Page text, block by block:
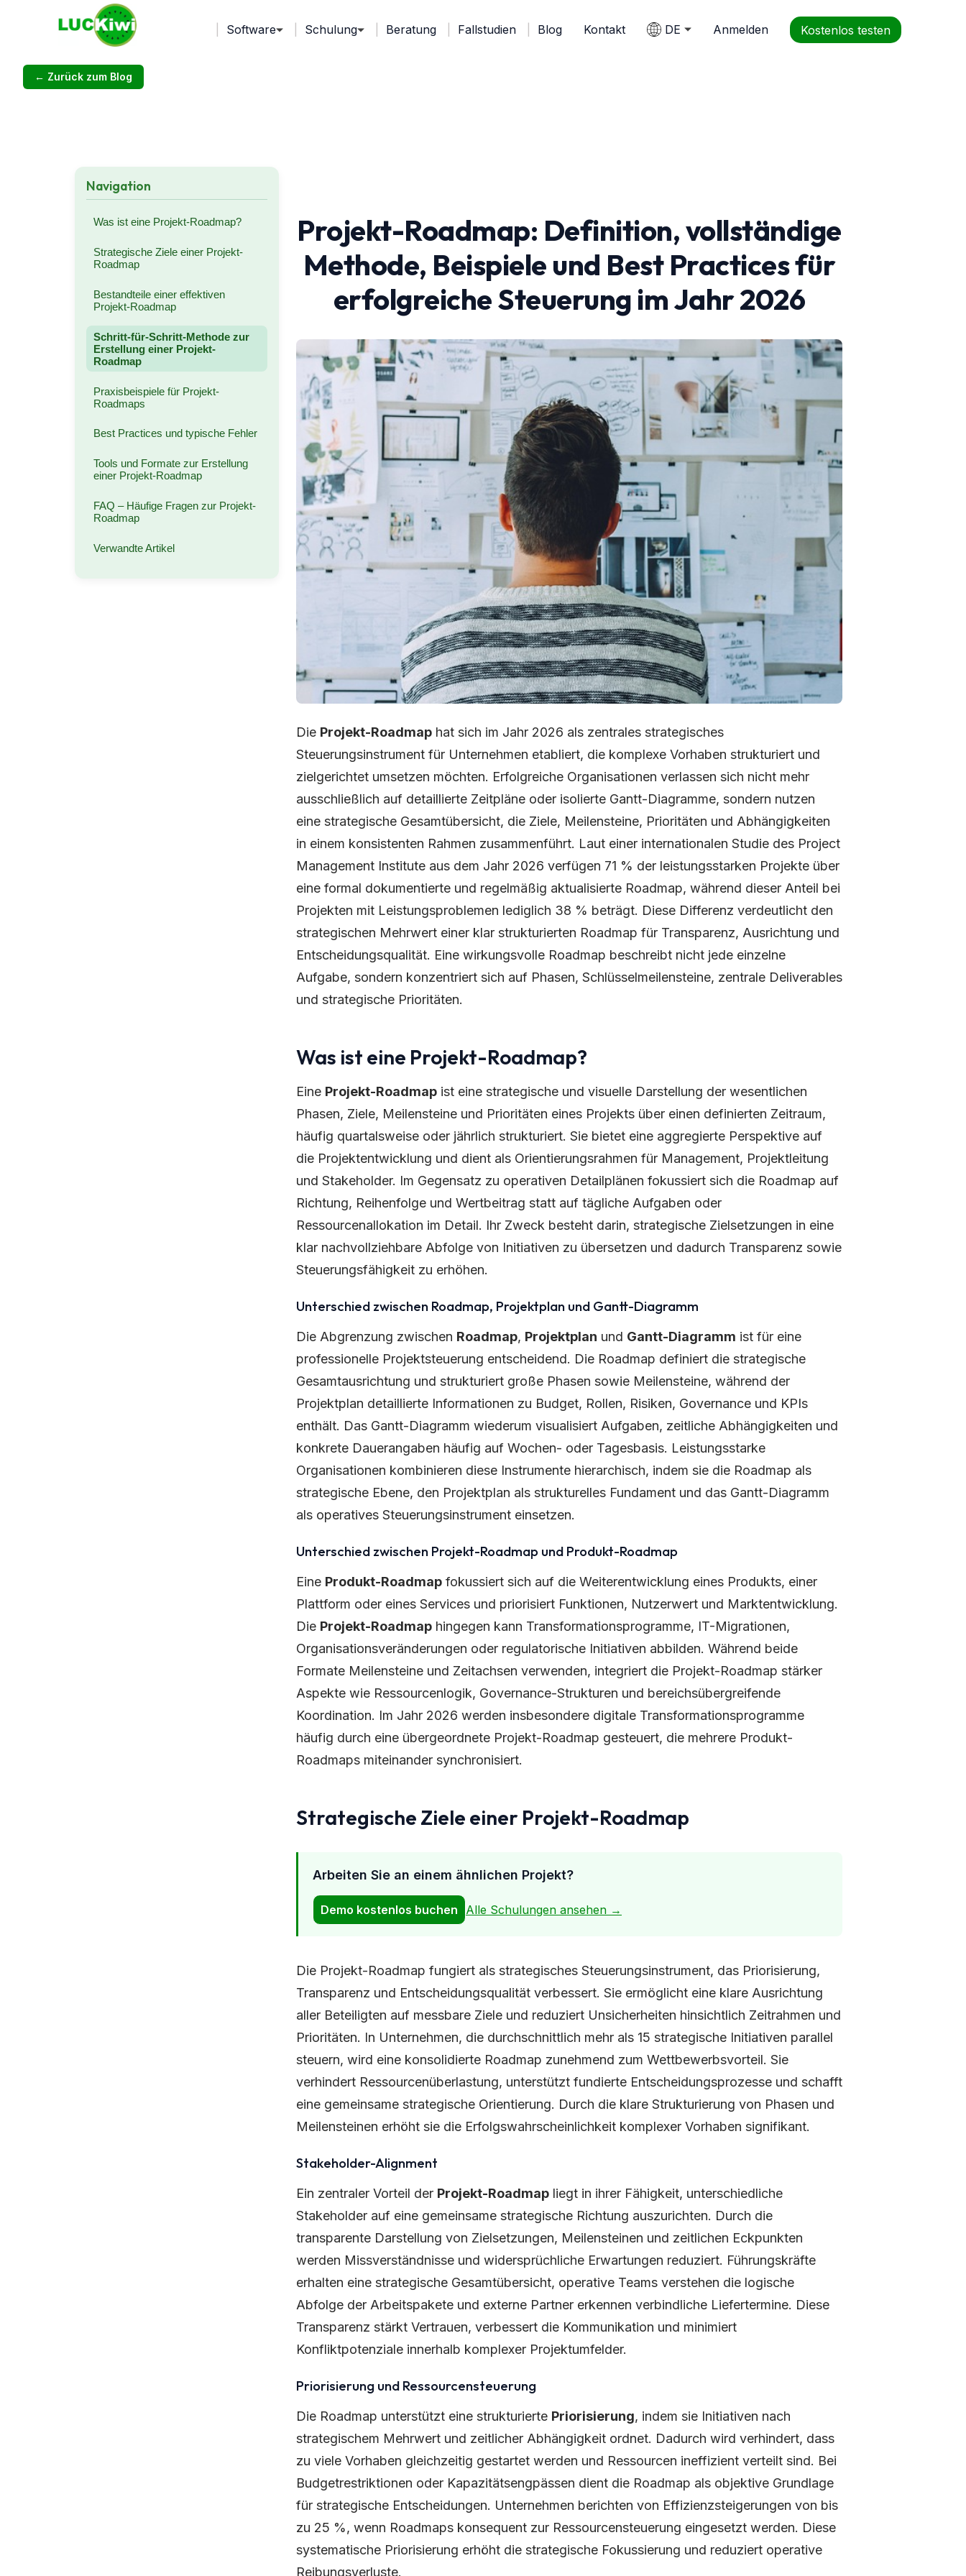
Software Schulung Beratung Fallstudien Blog Kontakt DE Anmelden Kostenlos testen
← Zurück zum Blog
Navigation
Was ist eine Projekt-Roadmap?
Strategische Ziele einer Projekt-
Roadmap
Bestandteile einer effektiven
Projekt-Roadmap
Schritt-für-Schritt-Methode zur
Erstellung einer Projekt-
Roadmap
Praxisbeispiele für Projekt-
Roadmaps
Best Practices und typische Fehler
Tools und Formate zur Erstellung
einer Projekt-Roadmap
FAQ – Häufige Fragen zur Projekt-
Roadmap
Verwandte Artikel
Projekt-Roadmap: Definition, vollständige
Methode, Beispiele und Best Practices für
erfolgreiche Steuerung im Jahr 2026
Die Projekt-Roadmap hat sich im Jahr 2026 als zentrales strategisches
Steuerungsinstrument für Unternehmen etabliert, die komplexe Vorhaben strukturiert und
zielgerichtet umsetzen möchten. Erfolgreiche Organisationen verlassen sich nicht mehr
ausschließlich auf detaillierte Zeitpläne oder isolierte Gantt-Diagramme, sondern nutzen
eine strategische Gesamtübersicht, die Ziele, Meilensteine, Prioritäten und Abhängigkeiten
in einem konsistenten Rahmen zusammenführt. Laut einer internationalen Studie des Project
Management Institute aus dem Jahr 2026 verfügen 71 % der leistungsstarken Projekte über
eine formal dokumentierte und regelmäßig aktualisierte Roadmap, während dieser Anteil bei
Projekten mit Leistungsproblemen lediglich 38 % beträgt. Diese Differenz verdeutlicht den
strategischen Mehrwert einer klar strukturierten Roadmap für Transparenz, Ausrichtung und
Entscheidungsqualität. Eine wirkungsvolle Roadmap beschreibt nicht jede einzelne
Aufgabe, sondern konzentriert sich auf Phasen, Schlüsselmeilensteine, zentrale Deliverables
und strategische Prioritäten.
Was ist eine Projekt-Roadmap?
Eine Projekt-Roadmap ist eine strategische und visuelle Darstellung der wesentlichen
Phasen, Ziele, Meilensteine und Prioritäten eines Projekts über einen definierten Zeitraum,
häufig quartalsweise oder jährlich strukturiert. Sie bietet eine aggregierte Perspektive auf
die Projektentwicklung und dient als Orientierungsrahmen für Management, Projektleitung
und Stakeholder. Im Gegensatz zu operativen Detailplänen fokussiert sich die Roadmap auf
Richtung, Reihenfolge und Wertbeitrag statt auf tägliche Aufgaben oder
Ressourcenallokation im Detail. Ihr Zweck besteht darin, strategische Zielsetzungen in eine
klar nachvollziehbare Abfolge von Initiativen zu übersetzen und dadurch Transparenz sowie
Steuerungsfähigkeit zu erhöhen.
Unterschied zwischen Roadmap, Projektplan und Gantt-Diagramm
Die Abgrenzung zwischen Roadmap, Projektplan und Gantt-Diagramm ist für eine
professionelle Projektsteuerung entscheidend. Die Roadmap definiert die strategische
Gesamtausrichtung und strukturiert große Phasen sowie Meilensteine, während der
Projektplan detaillierte Informationen zu Budget, Rollen, Risiken, Governance und KPIs
enthält. Das Gantt-Diagramm wiederum visualisiert Aufgaben, zeitliche Abhängigkeiten und
konkrete Dauerangaben häufig auf Wochen- oder Tagesbasis. Leistungsstarke
Organisationen kombinieren diese Instrumente hierarchisch, indem sie die Roadmap als
strategische Ebene, den Projektplan als strukturelles Fundament und das Gantt-Diagramm
als operatives Steuerungsinstrument einsetzen.
Unterschied zwischen Projekt-Roadmap und Produkt-Roadmap
Eine Produkt-Roadmap fokussiert sich auf die Weiterentwicklung eines Produkts, einer
Plattform oder eines Services und priorisiert Funktionen, Nutzerwert und Marktentwicklung.
Die Projekt-Roadmap hingegen kann Transformationsprogramme, IT-Migrationen,
Organisationsveränderungen oder regulatorische Initiativen abbilden. Während beide
Formate Meilensteine und Zeitachsen verwenden, integriert die Projekt-Roadmap stärker
Aspekte wie Ressourcenlogik, Governance-Strukturen und bereichsübergreifende
Koordination. Im Jahr 2026 werden insbesondere digitale Transformationsprogramme
häufig durch eine übergeordnete Projekt-Roadmap gesteuert, die mehrere Produkt-
Roadmaps miteinander synchronisiert.
Strategische Ziele einer Projekt-Roadmap
Arbeiten Sie an einem ähnlichen Projekt?
Demo kostenlos buchen Alle Schulungen ansehen →
Die Projekt-Roadmap fungiert als strategisches Steuerungsinstrument, das Priorisierung,
Transparenz und Entscheidungsqualität verbessert. Sie ermöglicht eine klare Ausrichtung
aller Beteiligten auf messbare Ziele und reduziert Unsicherheiten hinsichtlich Zeitrahmen und
Prioritäten. In Unternehmen, die durchschnittlich mehr als 15 strategische Initiativen parallel
steuern, wird eine konsolidierte Roadmap zunehmend zum Wettbewerbsvorteil. Sie
verhindert Ressourcenüberlastung, unterstützt fundierte Entscheidungsprozesse und schafft
eine gemeinsame strategische Orientierung. Durch die klare Strukturierung von Phasen und
Meilensteinen erhöht sie die Erfolgswahrscheinlichkeit komplexer Vorhaben signifikant.
Stakeholder-Alignment
Ein zentraler Vorteil der Projekt-Roadmap liegt in ihrer Fähigkeit, unterschiedliche
Stakeholder auf eine gemeinsame strategische Richtung auszurichten. Durch die
transparente Darstellung von Zielsetzungen, Meilensteinen und zeitlichen Eckpunkten
werden Missverständnisse und widersprüchliche Erwartungen reduziert. Führungskräfte
erhalten eine strategische Gesamtübersicht, operative Teams verstehen die logische
Abfolge der Arbeitspakete und externe Partner erkennen verbindliche Liefertermine. Diese
Transparenz stärkt Vertrauen, verbessert die Kommunikation und minimiert
Konfliktpotenziale innerhalb komplexer Projektumfelder.
Priorisierung und Ressourcensteuerung
Die Roadmap unterstützt eine strukturierte Priorisierung, indem sie Initiativen nach
strategischem Mehrwert und zeitlicher Abhängigkeit ordnet. Dadurch wird verhindert, dass
zu viele Vorhaben gleichzeitig gestartet werden und Ressourcen ineffizient verteilt sind. Bei
Budgetrestriktionen oder Kapazitätsengpässen dient die Roadmap als objektive Grundlage
für strategische Entscheidungen. Unternehmen berichten von Effizienzsteigerungen von bis
zu 25 %, wenn Roadmaps konsequent zur Ressourcensteuerung eingesetzt werden. Diese
systematische Priorisierung erhöht die strategische Fokussierung und reduziert operative
Reibungsverluste.